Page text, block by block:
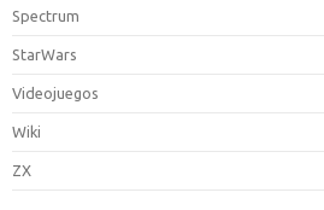
Spectrum
StarWars
Videojuegos
Wiki
ZX